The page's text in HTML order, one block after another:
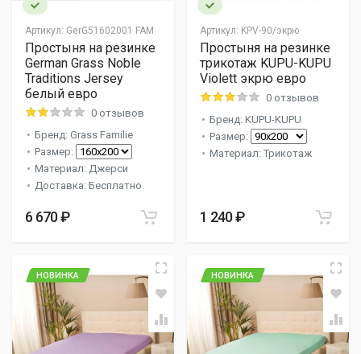
Артикул: GerG51602001 FAM
Простыня на резинке
German Grass Noble
Traditions Jersey
белый евро
0 отзывов
Бренд: Grass Familie
Размер:
Материал: Джерси
Доставка: Бесплатно
6 670 ₽
Артикул: KPV-90/экрю
Простыня на резинке
трикотаж KUPU-KUPU
Violett экрю евро
0 отзывов
Бренд: KUPU-KUPU
Размер:
Материал: Трикотаж
1 240 ₽
НОВИНКА НОВИНКА